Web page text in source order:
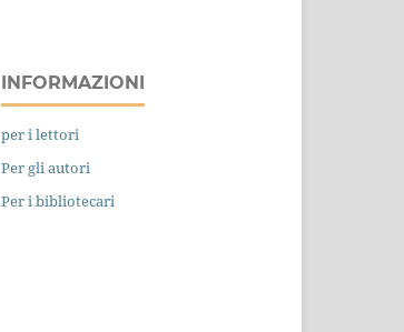
INFORMAZIONI
per i lettori
Per gli autori
Per i bibliotecari